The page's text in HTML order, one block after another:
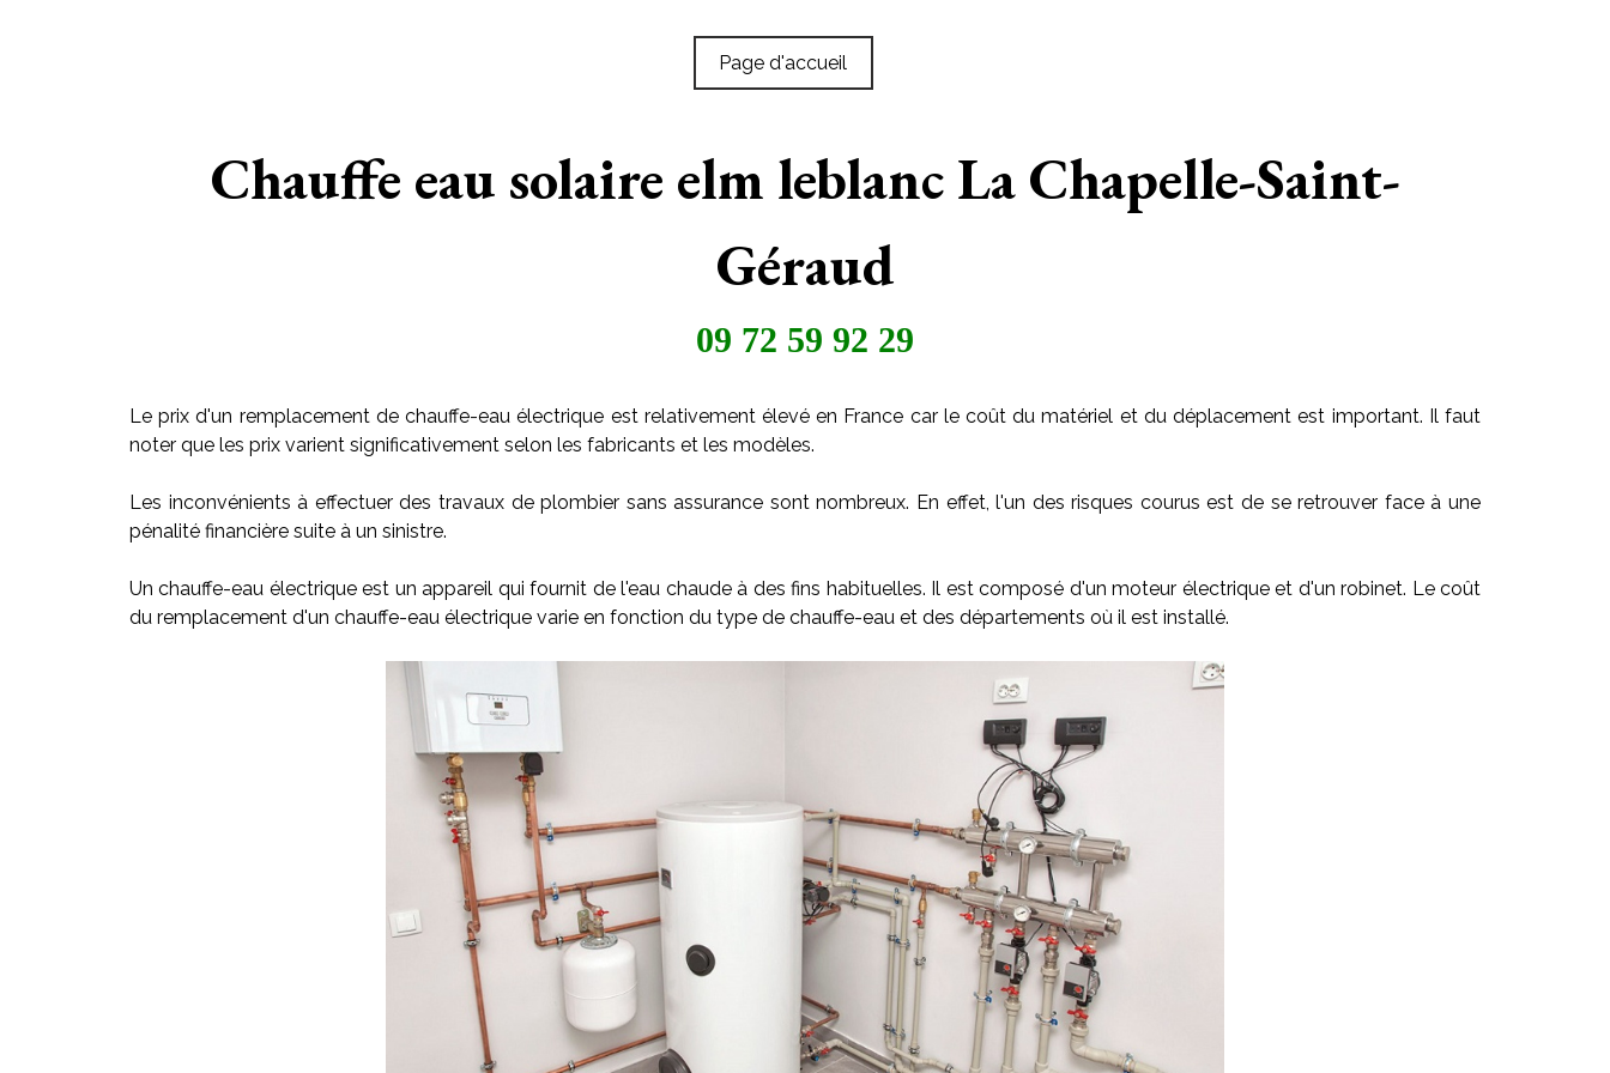
Page d'accueil
Chauffe eau solaire elm leblanc La Chapelle-Saint-
Géraud
09 72 59 92 29
Le prix d'un remplacement de chauffe-eau électrique est relativement élevé en France car le coût du matériel et du déplacement est important. Il faut
noter que les prix varient significativement selon les fabricants et les modèles.
Les inconvénients à effectuer des travaux de plombier sans assurance sont nombreux. En effet, l'un des risques courus est de se retrouver face à une
pénalité financière suite à un sinistre.
Un chauffe-eau électrique est un appareil qui fournit de l'eau chaude à des fins habituelles. Il est composé d'un moteur électrique et d'un robinet. Le coût
du remplacement d'un chauffe-eau électrique varie en fonction du type de chauffe-eau et des départements où il est installé.